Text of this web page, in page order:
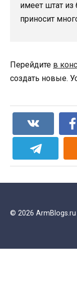
имеет штат из
приносит
Перейдите в
создать новые.
© 2026 ArmBlogs.ru